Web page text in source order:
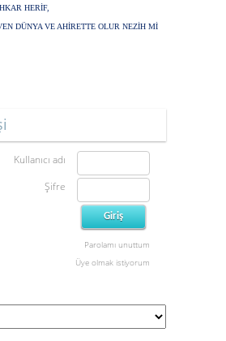
HERİF,
DÜNYA VE AHİRETTE OLUR NEZİH Mİ
Kullanıcı adı
Şifre
Parolamı unuttum
Üye olmak istiyorum